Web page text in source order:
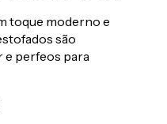
toque moderno e
são
e perfeos para